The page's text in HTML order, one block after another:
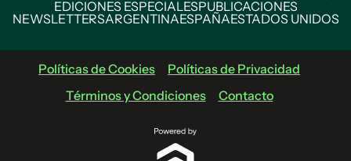
EDICIONES ESPECIALESPUBLICACIONES
NEWSLETTERSARGENTINAESPAÑAESTADOS UNIDOS
Políticas de Cookies
Políticas de Privacidad
Términos y Condiciones
Contacto